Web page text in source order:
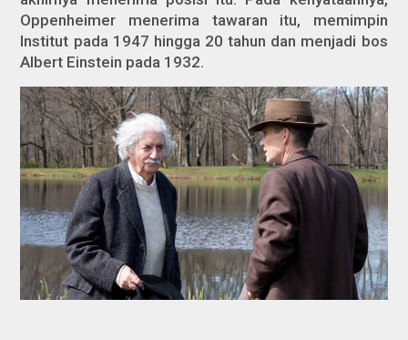
Oppenheimer menerima tawaran itu, memimpin
Institut pada 1947 hingga 20 tahun dan menjadi bos
Albert Einstein pada 1932.